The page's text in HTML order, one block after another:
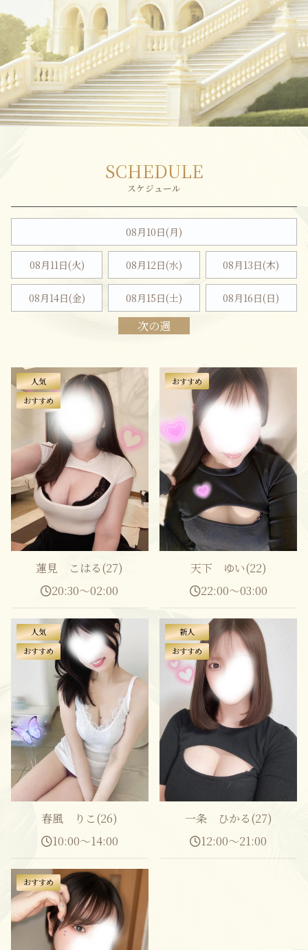
SCHEDULE
08月10日(月)
08月11日(火) 08月12日(水) 08月13日(木)
08月14日(金) 08月15日(土) 08月16日(日)
次の週
人気
おすすめ
蓮見 こはる(27)
20:30～02:00
おすすめ
天下 ゆい(22)
22:00～03:00
人気
おすすめ
春風 りこ(26)
10:00～14:00
新人
おすすめ
一条 ひかる(27)
12:00～21:00
おすすめ